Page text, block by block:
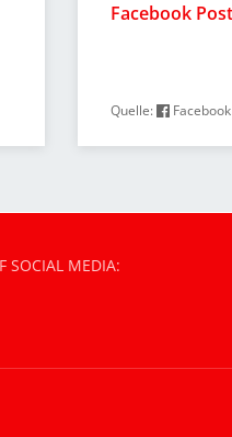
Facebook
Quelle: Facebook
SOCIAL MEDIA: